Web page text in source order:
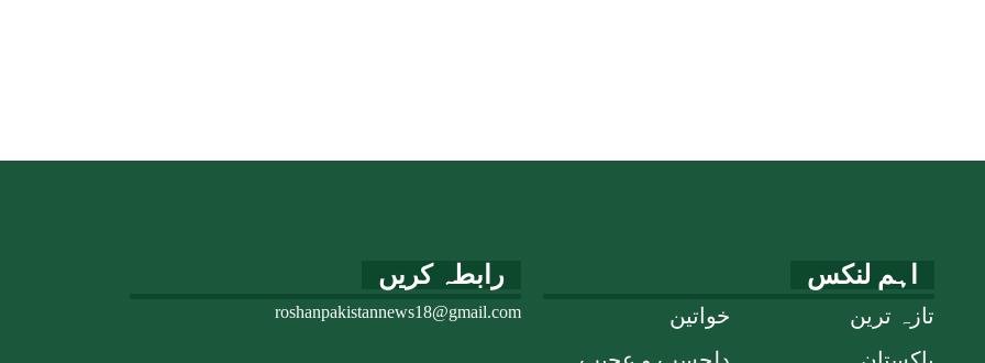
اہم لنکس
خواتین
تازہ ترین
رابطہ کریں
roshanpakistannews18@gmail.com